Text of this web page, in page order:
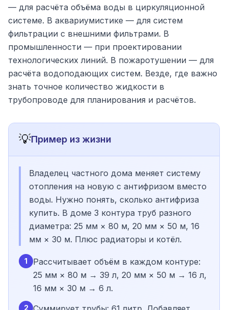
— для расчёта объёма воды в циркуляционной
системе. В аквариумистике — для систем
фильтрации с внешними фильтрами. В
промышленности — при проектировании
технологических линий. В пожаротушении — для
расчёта водоподающих систем. Везде, где важно
знать точное количество жидкости в
трубопроводе для планирования и расчётов.
💡Пример из жизни
Владелец частного дома меняет систему
отопления на новую с антифризом вместо
воды. Нужно понять, сколько антифриза
купить. В доме 3 контура труб разного
диаметра: 25 мм × 80 м, 20 мм × 50 м, 16
мм × 30 м. Плюс радиаторы и котёл.
1
Рассчитывает объём в каждом контуре:
25 мм × 80 м → 39 л, 20 мм × 50 м → 16 л,
16 мм × 30 м → 6 л.
2